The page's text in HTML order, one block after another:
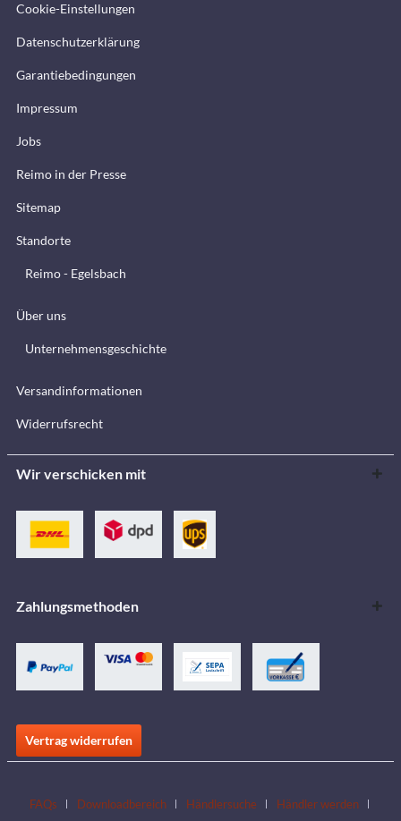
Cookie-Einstellungen
Datenschutzerklärung
Garantiebedingungen
Impressum
Jobs
Reimo in der Presse
Sitemap
Standorte
Reimo - Egelsbach
Über uns
Unternehmensgeschichte
Versandinformationen
Widerrufsrecht
Wir verschicken mit
Zahlungsmethoden
Vertrag widerrufen
FAQs Downloadbereich Händlersuche Händler werden